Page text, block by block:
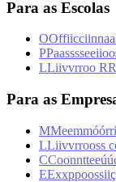
Para as Escolas
OOffiicciinnaa
PPaasssseeiioo
LLiivvrroo RR
Para as
MMeemmóórri
LLiivvrrooss c
CCoonntteeúú
EExxppoossiiç